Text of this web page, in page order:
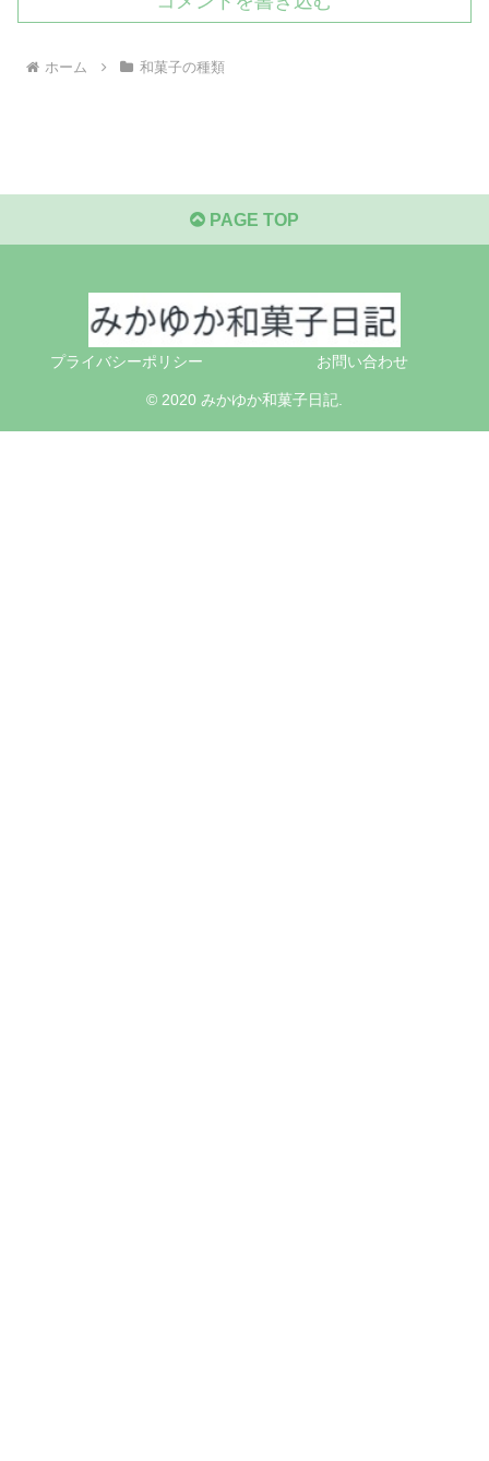
ホーム 和菓子の種類
PAGE TOP
プライバシーポリシー お問い合わせ
© 2020 みかゆか和菓子日記.